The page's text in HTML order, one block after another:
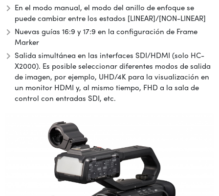
En el modo manual, el modo del anillo de enfoque se
puede cambiar entre los estados [LINEAR]/[NON-LINEAR]
Nuevas guías 16:9 y 17:9 en la configuración de Frame
Marker
Salida simultánea en las interfaces SDI/HDMI (solo HC-
X2000). Es posible seleccionar diferentes modos de salida
de imagen, por ejemplo, UHD/4K para la visualización en
un monitor HDMI y, al mismo tiempo, FHD a la sala de
control con entradas SDI, etc.